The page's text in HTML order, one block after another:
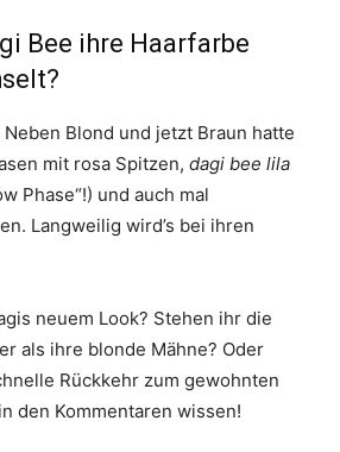
Bee ihre Haarfarbe
Blond und jetzt Braun hatte
mit rosa Spitzen, dagi bee lila
Phase“!) und auch mal
Langweilig wird’s bei ihren
neuem Look? Stehen ihr die
als ihre blonde Mähne? Oder
Rückkehr zum gewohnten
den Kommentaren wissen!